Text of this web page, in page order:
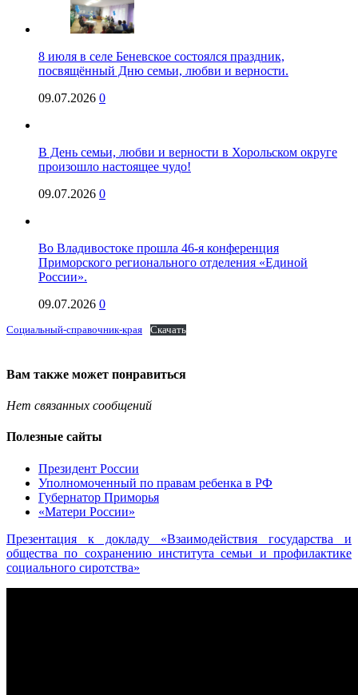
8 июля в селе Беневское состоялся праздник,
посвящённый Дню семьи, любви и верности.
09.07.2026 0
В День семьи, любви и верности в Хорольском округе
произошло настоящее чудо!
09.07.2026 0
Во Владивостоке прошла 46-я конференция
Приморского регионального отделения «Единой
России».
09.07.2026 0
Социальный-справочник-края Скачать
Вам также может понравиться
Нет связанных сообщений
Полезные сайты
Президент России
Уполномоченный по правам ребенка в РФ
Губернатор Приморья
«Матери России»
Презентация к докладу «Взаимодействия государства и
общества по сохранению института семьи и профилактике
социального сиротства»